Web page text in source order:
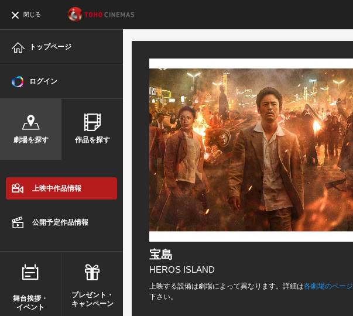
閉じる
トップページ
ログイン
劇場を探す 作品を探す
上映中作品情報
公開予定作品情報
舞台挨拶・
イベント
プレゼント・
キャンペーン
宝島
HEROS ISLAND
上映する設備は劇場によって異なります。詳細は各劇場のページ
下さい。